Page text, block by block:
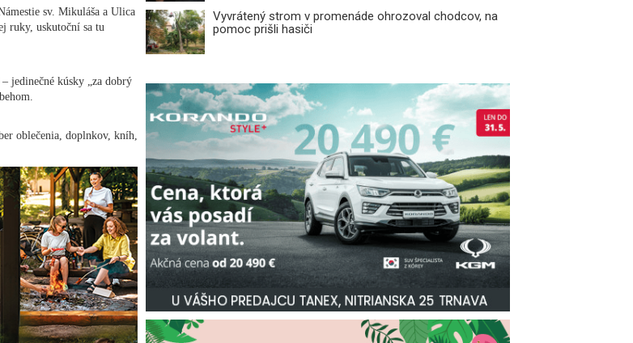
sv. Mikuláša a Ulica
ruky, uskutoční sa tu
jedinečné kúsky „za dobrý
oblečenia, doplnkov, kníh,
Vyvrátený strom v promenáde ohrozoval chodcov, na
pomoc prišli hasiči